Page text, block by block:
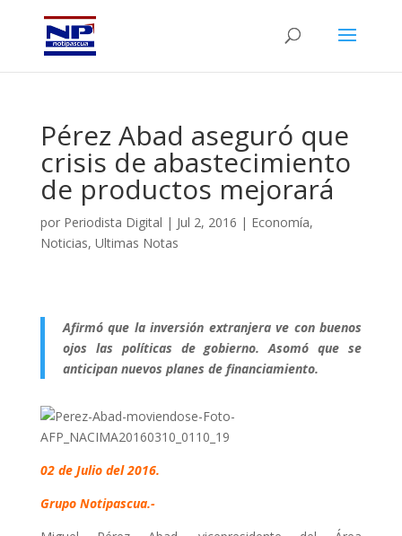
Pérez Abad aseguró que
crisis de abastecimiento
de productos mejorará
por Periodista Digital | Jul 2, 2016 | Economía,
Noticias, Ultimas Notas
Afirmó que la inversión extranjera ve con buenos
ojos las políticas de gobierno. Asomó que se
anticipan nuevos planes de financiamiento.
02 de Julio del 2016.
Grupo Notipascua.-